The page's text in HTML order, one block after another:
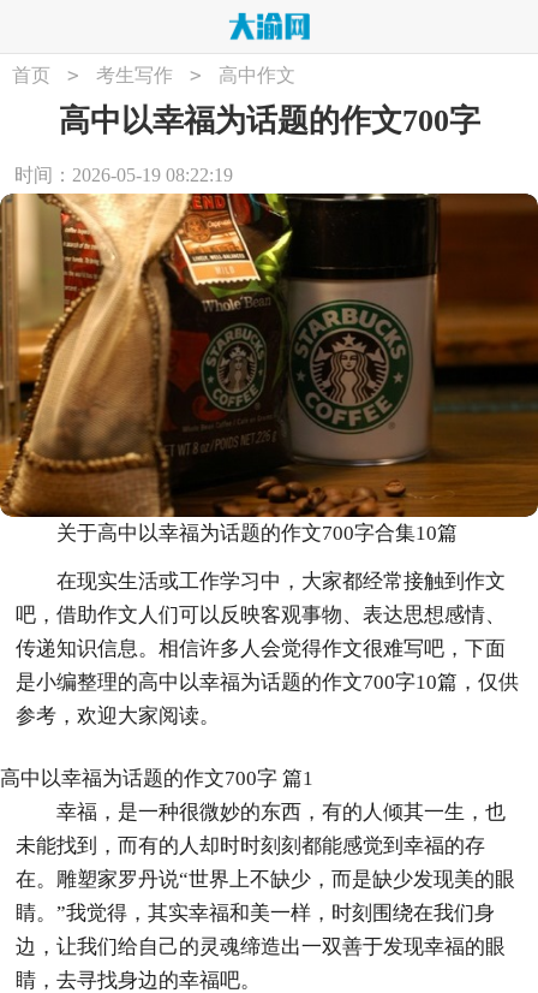
首页 > 考生写作 > 高中作文
高中以幸福为话题的作文700字
时间：2026-05-19 08:22:19
关于高中以幸福为话题的作文700字合集10篇
在现实生活或工作学习中，大家都经常接触到作文
吧，借助作文人们可以反映客观事物、表达思想感情、
传递知识信息。相信许多人会觉得作文很难写吧，下面
是小编整理的高中以幸福为话题的作文700字10篇，仅供
参考，欢迎大家阅读。
高中以幸福为话题的作文700字 篇1
幸福，是一种很微妙的东西，有的人倾其一生，也
未能找到，而有的人却时时刻刻都能感觉到幸福的存
在。雕塑家罗丹说“世界上不缺少，而是缺少发现美的眼
睛。”我觉得，其实幸福和美一样，时刻围绕在我们身
边，让我们给自己的灵魂缔造出一双善于发现幸福的眼
睛，去寻找身边的幸福吧。